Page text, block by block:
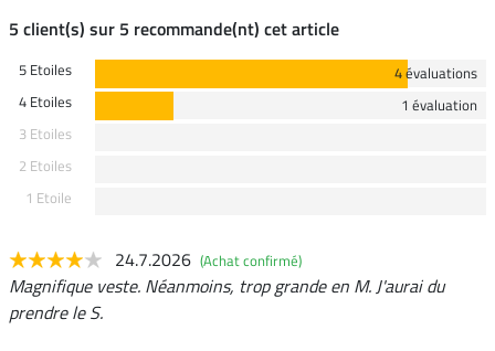
5 client(s) sur 5 recommande(nt) cet article
5 Etoiles
4 évaluations
4 Etoiles
1 évaluation
3 Etoiles
2 Etoiles
1 Etoile
24.7.2026 (Achat confirmé)
Magnifique veste. Néanmoins, trop grande en M. J'aurai du
prendre le S.